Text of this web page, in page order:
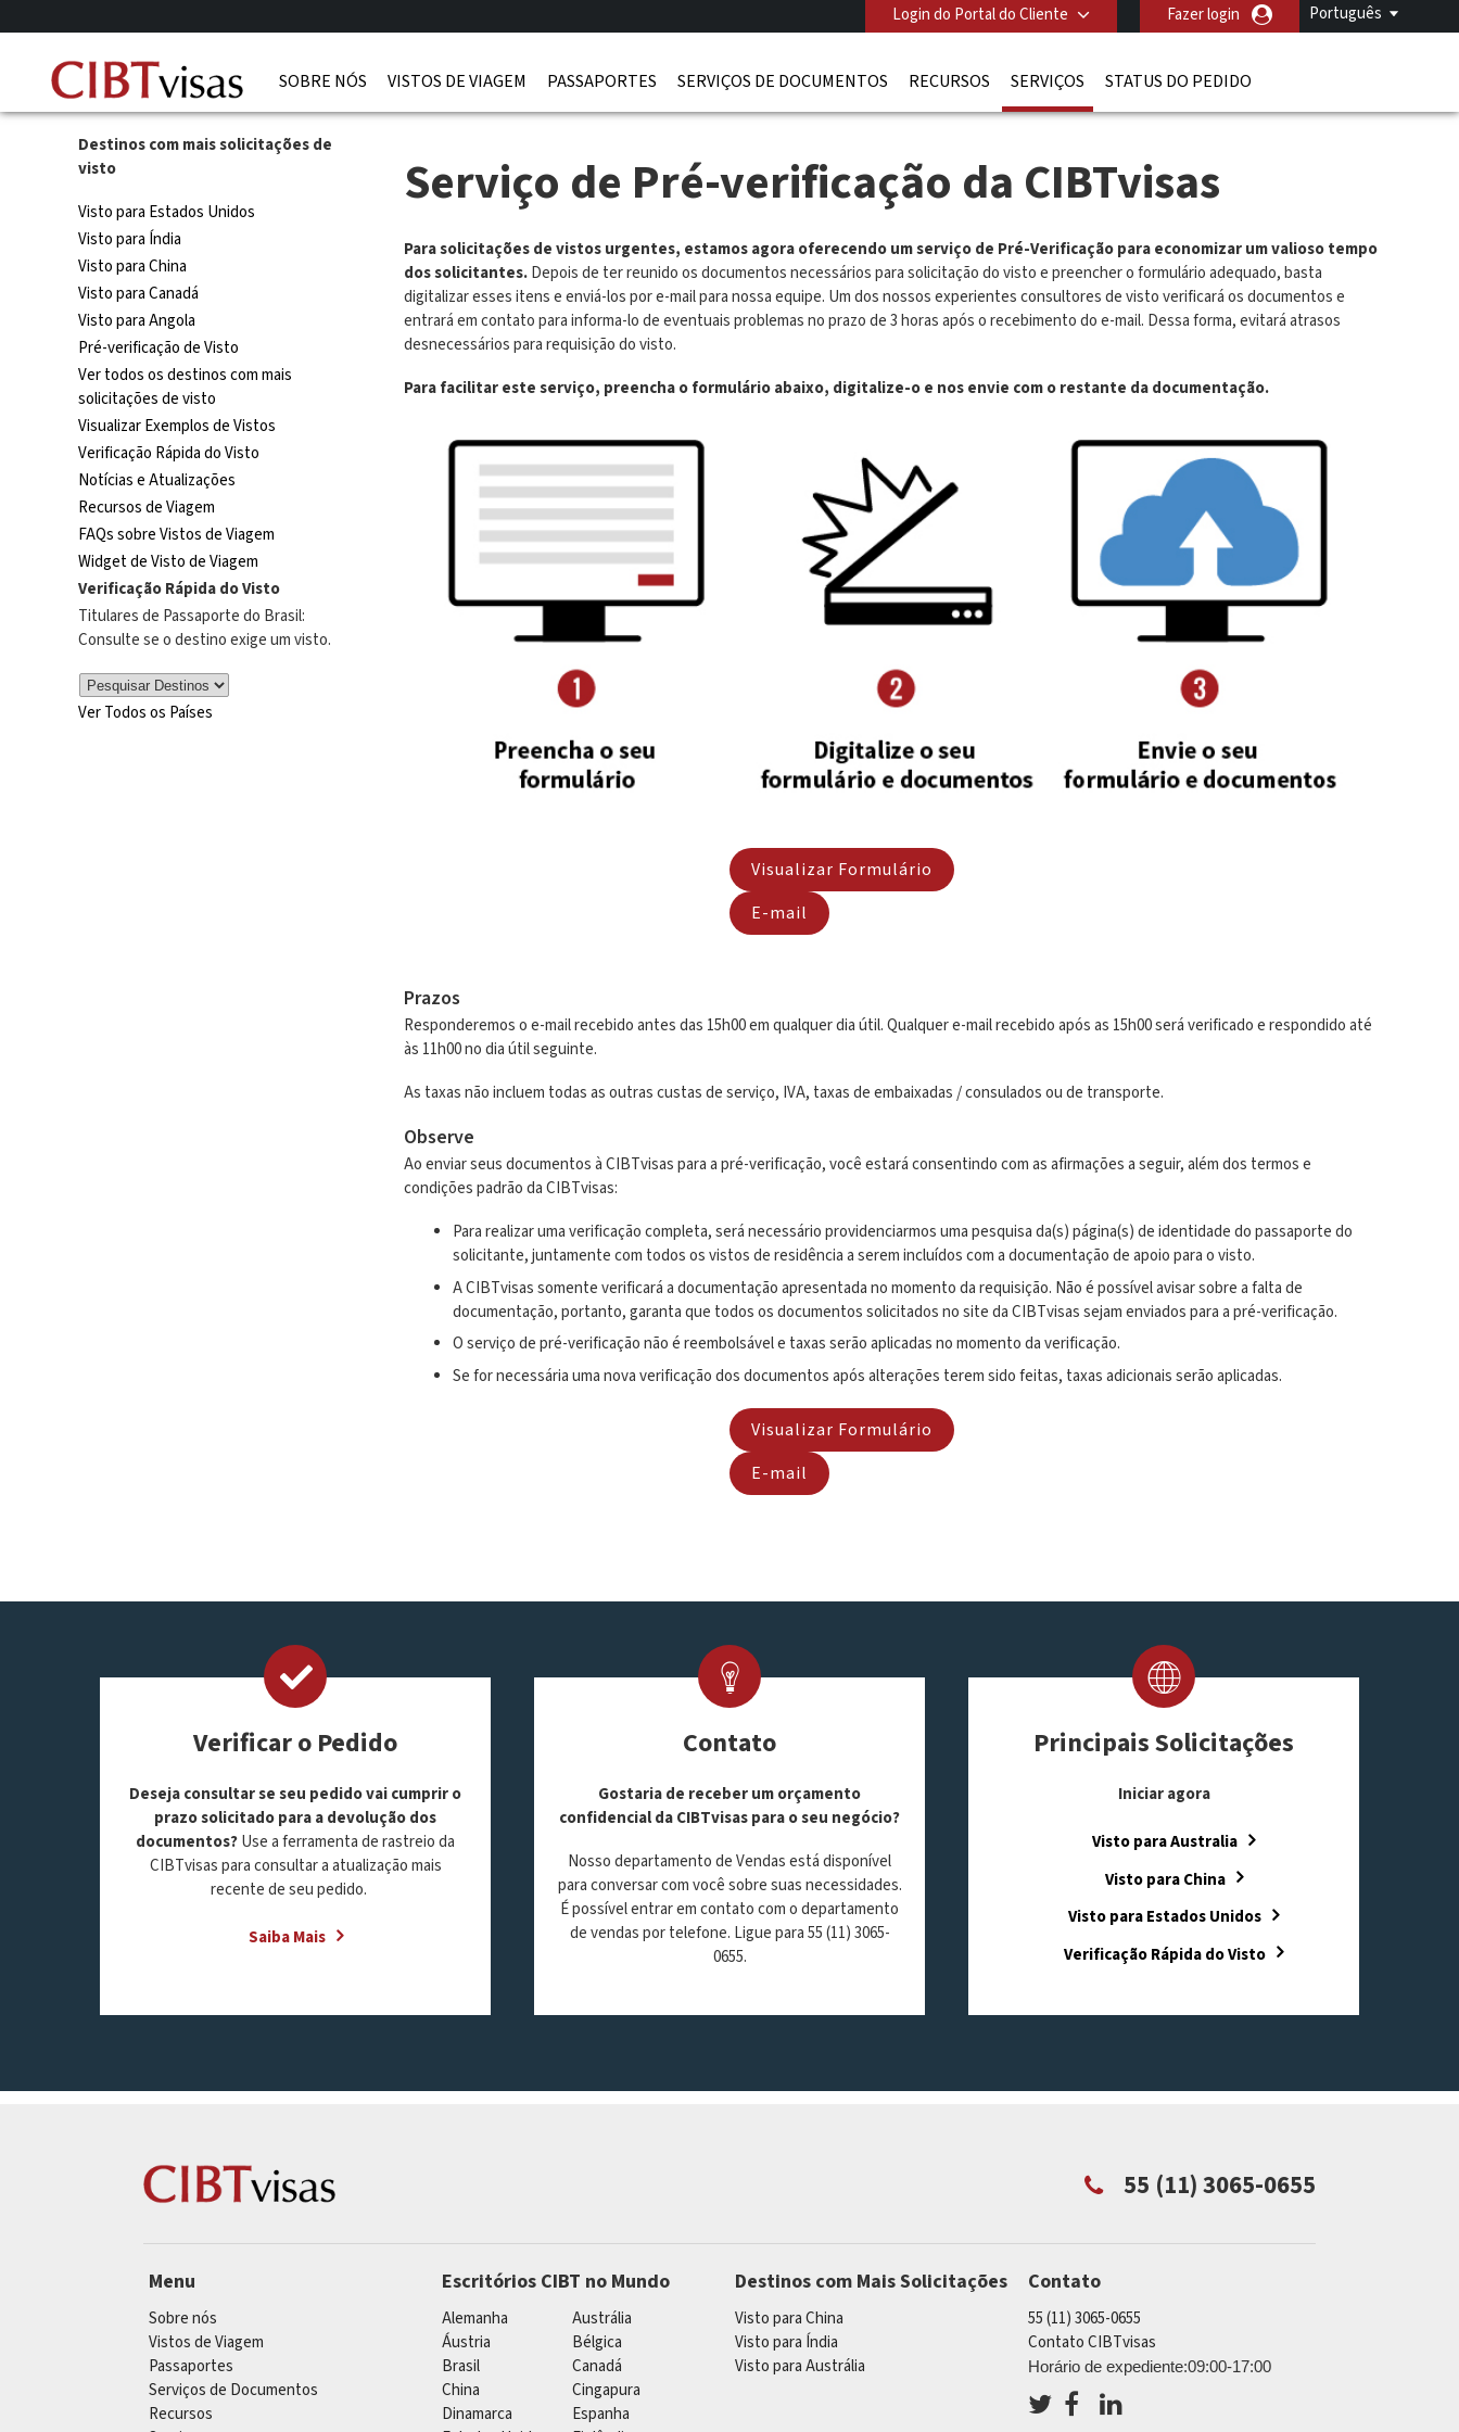
Português
Login do Portal do Cliente Fazer login
SOBRE NÓS VISTOS DE VIAGEM PASSAPORTES SERVIÇOS DE DOCUMENTOS RECURSOS SERVIÇOS STATUS DO PEDIDO
Destinos com mais solicitações de
visto
Visto para Estados Unidos
Visto para Índia
Visto para China
Visto para Canadá
Visto para Angola
Pré-verificação de Visto
Ver todos os destinos com mais
solicitações de visto
Visualizar Exemplos de Vistos
Verificação Rápida do Visto
Notícias e Atualizações
Recursos de Viagem
FAQs sobre Vistos de Viagem
Widget de Visto de Viagem
Verificação Rápida do Visto
Titulares de Passaporte do Brasil:
Consulte se o destino exige um visto.
Ver Todos os Países
Serviço de Pré-verificação da CIBTvisas
Para solicitações de vistos urgentes, estamos agora oferecendo um serviço de Pré-Verificação para economizar um valioso tempo
dos solicitantes.Depois de ter reunido os documentos necessários para solicitação do visto e preencher o formulário adequado, basta
digitalizar esses itens e enviá-los por e-mail para nossa equipe. Um dos nossos experientes consultores de visto verificará os documentos e
entrará em contato para informa-lo de eventuais problemas no prazo de 3 horas após o recebimento do e-mail. Dessa forma, evitará atrasos
desnecessários para requisição do visto.
Para facilitar este serviço, preencha o formulário abaixo, digitalize-o e nos envie com o restante da documentação.
Visualizar Formulário
E-mail
Prazos
Responderemos o e-mail recebido antes das 15h00 em qualquer dia útil. Qualquer e-mail recebido após as 15h00 será verificado e respondido até
às 11h00 no dia útil seguinte.
As taxas não incluem todas as outras custas de serviço, IVA, taxas de embaixadas / consulados ou de transporte.
Observe
Ao enviar seus documentos à CIBTvisas para a pré-verificação, você estará consentindo com as afirmações a seguir, além dos termos e
condições padrão da CIBTvisas:
Para realizar uma verificação completa, será necessário providenciarmos uma pesquisa da(s) página(s) de identidade do passaporte do
solicitante, juntamente com todos os vistos de residência a serem incluídos com a documentação de apoio para o visto.
A CIBTvisas somente verificará a documentação apresentada no momento da requisição. Não é possível avisar sobre a falta de
documentação, portanto, garanta que todos os documentos solicitados no site da CIBTvisas sejam enviados para a pré-verificação.
O serviço de pré-verificação não é reembolsável e taxas serão aplicadas no momento da verificação.
Se for necessária uma nova verificação dos documentos após alterações terem sido feitas, taxas adicionais serão aplicadas.
Visualizar Formulário
E-mail
Verificar o Pedido
Deseja consultar se seu pedido vai cumprir o
prazo solicitado para a devolução dos
documentos?Use a ferramenta de rastreio da
CIBTvisas para consultar a atualização mais
recente de seu pedido.
Saiba Mais
Contato
Gostaria de receber um orçamento
confidencial da CIBTvisas para o seu negócio?
Nosso departamento de Vendas está disponível
para conversar com você sobre suas necessidades.
É possível entrar em contato com o departamento
de vendas por telefone. Ligue para 55 (11) 3065-
0655.
Principais Solicitações
Iniciar agora
Visto para Australia
Visto para China
Visto para Estados Unidos
Verificação Rápida do Visto
55 (11) 3065-0655
Menu
Sobre nós
Vistos de Viagem
Passaportes
Serviços de Documentos
Recursos
Escritórios CIBT no Mundo
Alemanha
Austrália
Áustria
Bélgica
Brasil
Canadá
China
Cingapura
Dinamarca
Espanha
Destinos com Mais Solicitações
Visto para China
Visto para Índia
Visto para Austrália
Contato
55 (11) 3065-0655
Contato CIBTvisas
Horário de expediente:09:00-17:00